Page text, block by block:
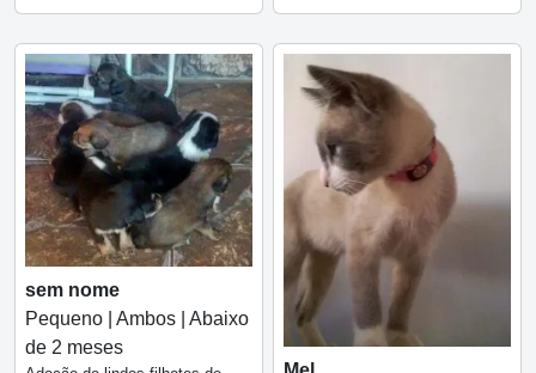
sem nome
Pequeno | Ambos | Abaixo
de 2 meses